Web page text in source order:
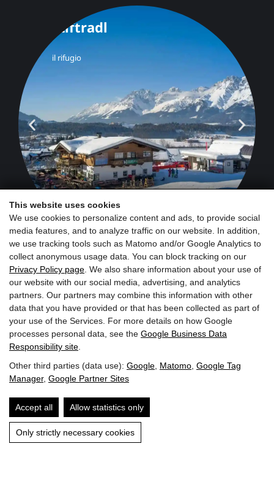
This website uses cookies
We use cookies to personalize content and ads, to provide social
media features, and to analyze traffic on our website. In addition,
we use tracking tools such as Matomo and/or Google Analytics to
collect anonymous usage data. You can block tracking on our
Privacy Policy page . We also share information about your use of
our website with our social media, advertising, and analytics
partners. Our partners may combine this information with other
data that you have provided or that has been collected as part of
your use of the Services. For more details on how Google
processes personal data, see the Google Business Data
Responsibility site
Other third parties (data use): Google Matomo Google Tag
Manager, Google Partner Sites
Accept all Allow statistics only
Only strictly necessary cookies
Iscriviti ora alla newsletter
© 2022 Hotel Penzinghof. Tutti i diritti riservati.
Impronta Protezione dei dati